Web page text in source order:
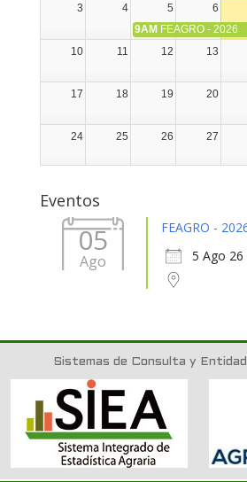
3
4 5 6
9AM FEAGRO - 2026
10
11 12 13
17 18 19 20
24 25 26 27
Eventos
05
Ago
FEAGRO -
5 Ago 26
Sistemas de Consulta y